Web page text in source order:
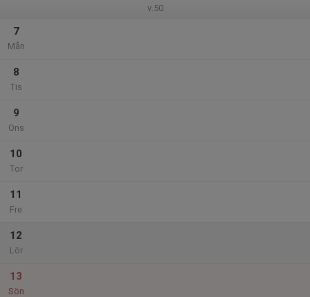
v.50
7
Mån
8
Tis
9
Ons
10
Tor
11
Fre
12
Lör
13
Sön